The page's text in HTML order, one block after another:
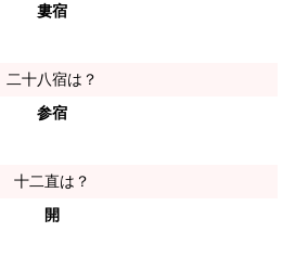
婁宿
二十八宿は？
参宿
十二直は？
開